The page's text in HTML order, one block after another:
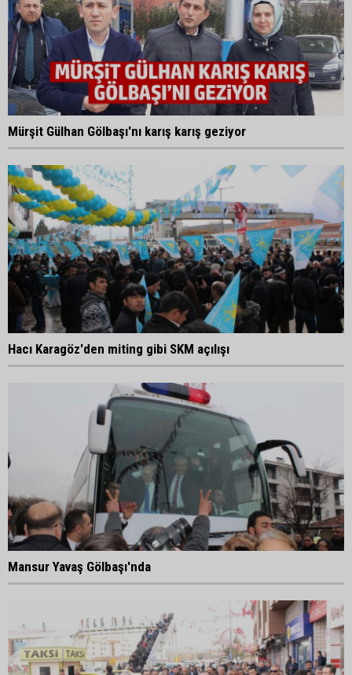
Mürşit Gülhan Gölbaşı'nı karış karış geziyor
Hacı Karagöz'den miting gibi SKM açılışı
Mansur Yavaş Gölbaşı'nda